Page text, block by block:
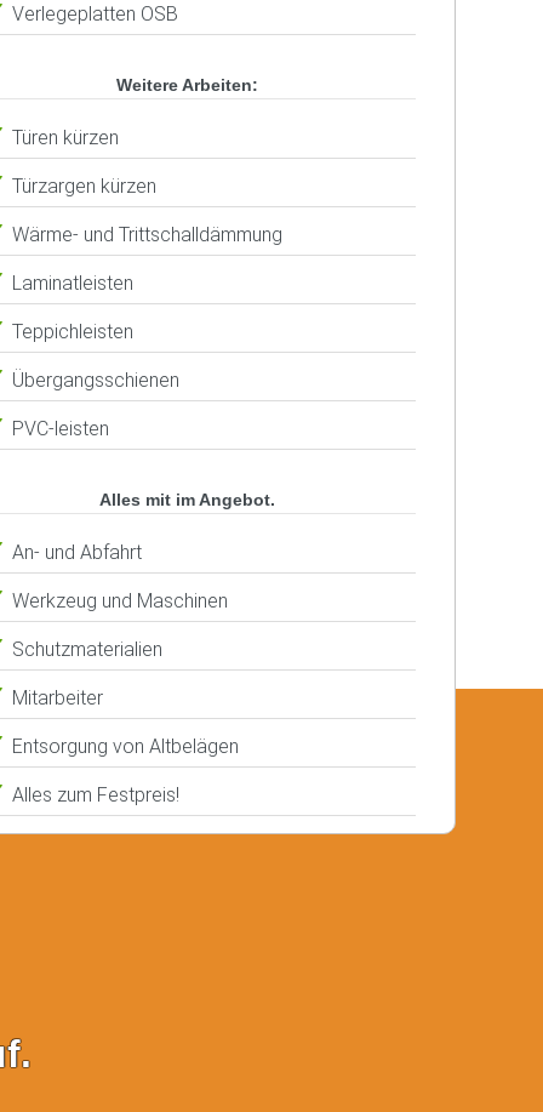
Verlegeplatten OSB
Weitere Arbeiten:
Türen kürzen
Türzargen kürzen
Wärme- und Trittschalldämmung
Laminatleisten
Teppichleisten
Übergangsschienen
PVC-leisten
Alles mit im Angebot.
An- und Abfahrt
Werkzeug und Maschinen
Schutzmaterialien
Mitarbeiter
Entsorgung von Altbelägen
Alles zum Festpreis!